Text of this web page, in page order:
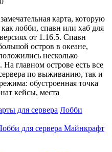
карта, которую
лобби, спавн или хаб для
от 1.16.5. Спавн
остров в океане,
несколько
главном острове есть все
по выживанию, так и
обустроенная точка
кейсы, места
для сервера Лобби